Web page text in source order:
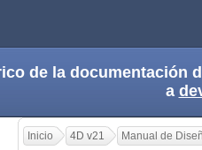
de la documentación
a
Inicio 4D v21 Manual de